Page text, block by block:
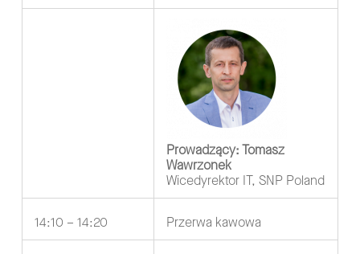
Prowadzący: Tomasz
Wawrzonek
Wicedyrektor IT, SNP Poland
14:10 – 14:20 Przerwa kawowa